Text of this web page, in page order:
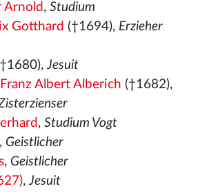
Arnold , Studium
Gotthard (†1694), Erzieher
Jesuit
Albert Alberich (†1682),
, Studium Vogt
Geistlicher
, Geistlicher
,Jesuit